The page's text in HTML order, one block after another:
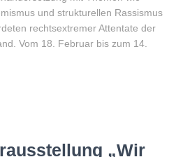
und strukturellen Rassismus
rechtsextremer Attentate der
Vom 18. Februar bis zum 14.
„Wir